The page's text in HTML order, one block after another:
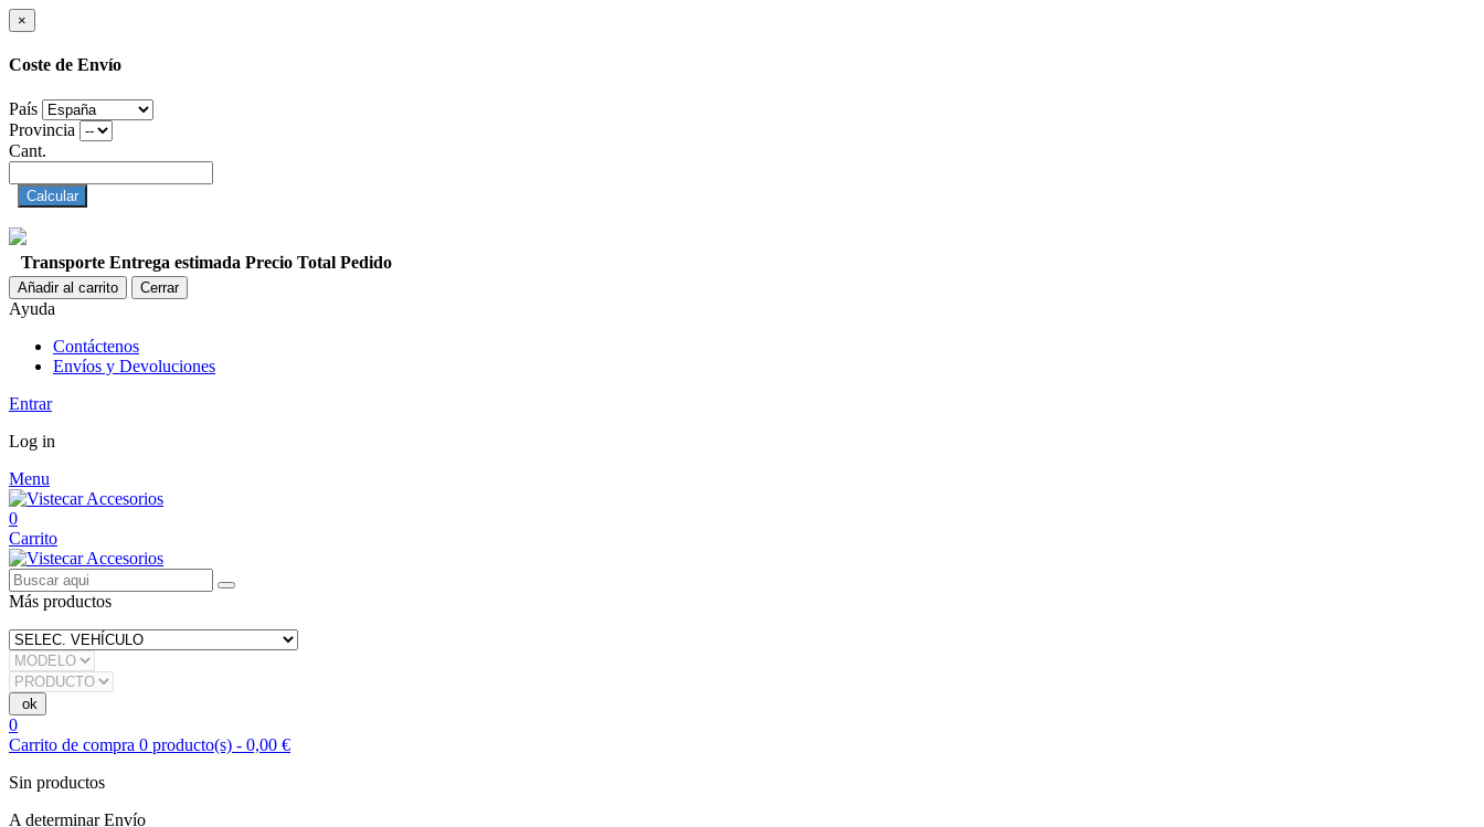
×
Coste de Envío
País
Provincia
Cant.
Calcular
Transporte Entrega estimada Precio Total Pedido
Añadir al carrito Cerrar
Ayuda
Contáctenos
Envíos y Devoluciones
Entrar
Log in
Menu
0
Carrito
Más productos
0
Carrito de compra 0 producto(s) - 0,00 €
Sin productos
A determinarEnvío